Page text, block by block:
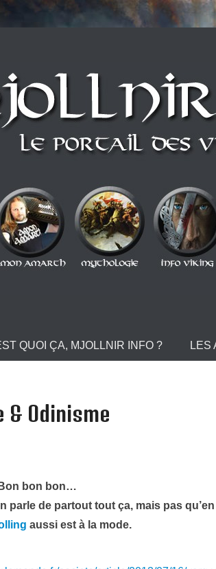
style Berzerker ! Alors si vous vous sentez une
QUOI ÇA, MJOLLNIR INFO ? LES
& Odinisme
Bon bon bon…
parle de partout tout ça, mais pas
aussi est à la mode.